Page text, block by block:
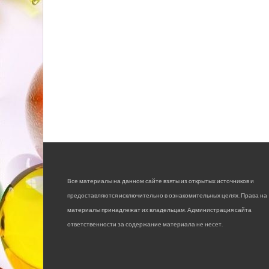
Все материалы на данном сайте взяты из открытых источников и
предоставляются исключительно в ознакомительных целях. Права на
материалы принадлежат их владельцам. Администрация сайта
ответственности за содержание материала не несет.